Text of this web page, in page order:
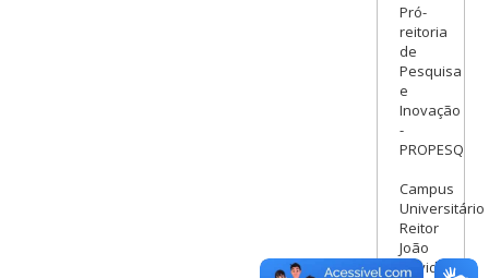
Pró-
reitoria
de
Pesquisa
e
Inovação
-
PROPESQ
Campus
Universitário
Reitor
João
David